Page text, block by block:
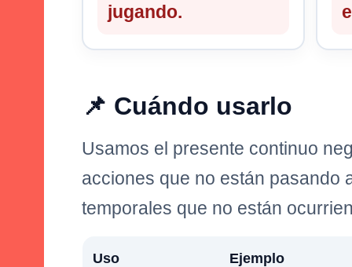
jugando.
📌 Cuándo usarlo
Usamos el presente continuo
acciones que no están pasando
temporales que no están
Uso Ejemplo